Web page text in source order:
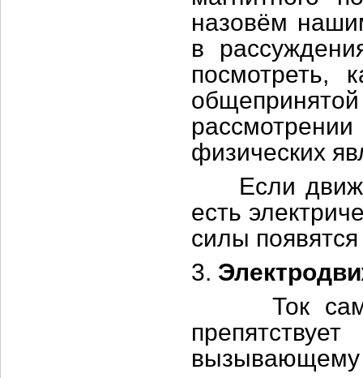
назовём
в
посмотреть,
физических
Если
есть
силы
3.
Ток
вызывающему